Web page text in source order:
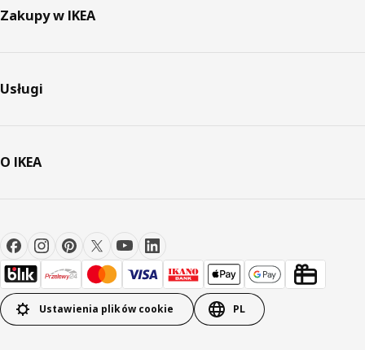
Zakupy w IKEA
Usługi
O IKEA
Ustawienia plików cookie PL